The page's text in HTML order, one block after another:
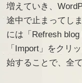
増えていき、
途中で止まってし
には「Refresh
「Import」をクリ
始することで、全